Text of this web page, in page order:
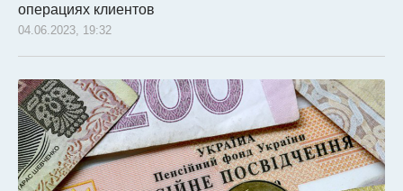
операциях клиентов
04.06.2023, 19:32